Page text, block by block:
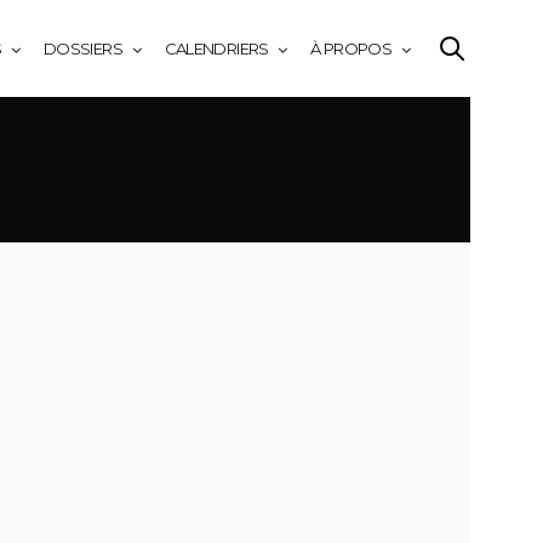
DOSSIERS CALENDRIERS À PROPOS